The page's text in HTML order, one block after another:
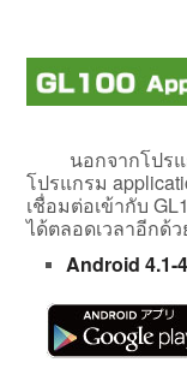
นอกจากโปรแก
โปรแกรม
เชื่อมต่อเข้ากับ
ได้ตลอดเวลาอีกด้ว
Android 4.1-